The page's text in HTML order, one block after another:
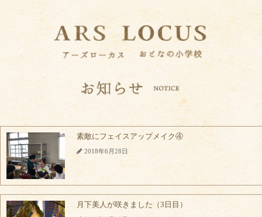
素敵にフェイスアップメイク④
2018年6月28日
月下美人が咲きました（3日目）